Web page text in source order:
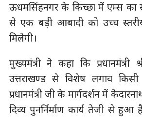
ऊधमसिंहनगर के किच्छा में एम्स का
से एक बड़ी आबादी को उच्च
मिलेगी।
मुख्यमंत्री ने कहा कि प्रधानमंत्री
उत्तराखण्ड से विशेष लगाव
प्रधानमंत्री जी के मार्गदर्शन में
दिव्य पुनर्निर्माण कार्य तेजी से हुआ